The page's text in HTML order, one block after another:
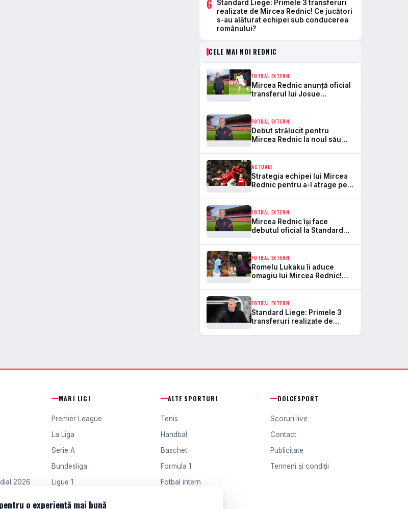
6
Standard Liege: Primele 3 transferuri
realizate de Mircea Rednic! Ce jucători
s-au alăturat echipei sub conducerea
românului?
CELE MAI NOI REDNIC
FOTBAL EXTERN
Mircea Rednic anunță oficial
transferul lui Josue
“Managementul a fost deja
realizat!”
FOTBAL EXTERN
Debut strălucit pentru
Mircea Rednic la noul său
convingător cu 3-0
ACTUALE
Strategia echipei lui Mircea
Rednic pentru a-l atrage pe
de patru ori mai mare decât la
Dinamo!
FOTBAL EXTERN
Mircea Rednic își face
debutul oficial la Standard
revin!
FOTBAL EXTERN
Romelu Lukaku îi aduce
omagiu lui Mircea Rednic!
întoarcerea românului la
Standard Liege: „Persoana
ideală”
FOTBAL EXTERN
Standard Liege: Primele 3
transferuri realizate de
2026
MARI LIGI
Premier League
La Liga
Serie A
Bundesliga
Ligue 1
ALTE SPORTURI
Tenis
Handbal
Baschet
Formula 1
Fotbal intern
DOLCESPORT
Scoruri live
Contact
Publicitate
Termeni și condiții
o experiență mai bună